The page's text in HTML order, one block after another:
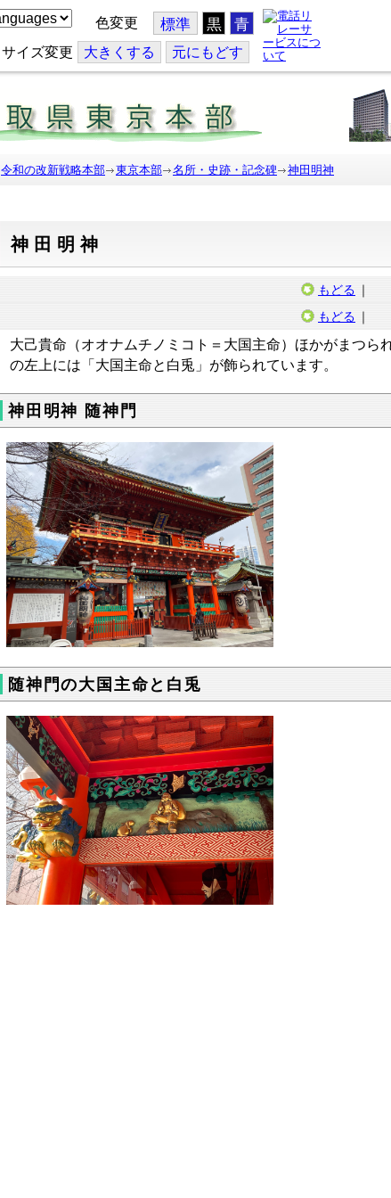
色変更 標準 黒 青
サイズ変更 大きくする 元にもどす
令和の改新戦略本部 東京本部 名所・史跡・記念碑 神田明神
神田明神
もどる ｜
もどる ｜
大己貴命（オオナムチノミコト＝大国主命）ほかがまつら
の左上には「大国主命と白兎」が飾られています。
神田明神 随神門
随神門の大国主命と白兎